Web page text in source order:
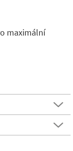
maximální